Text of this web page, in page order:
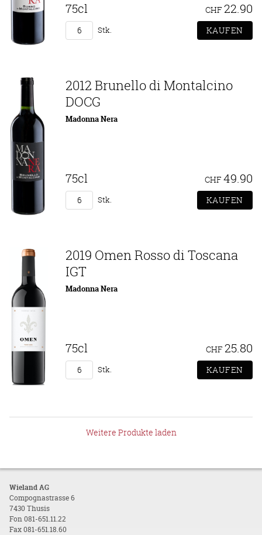
75cl CHF 22.90
Stk.
2012 Brunello di Montalcino
DOCG
Madonna Nera
75cl CHF 49.90
Stk.
2019 Omen Rosso di Toscana
IGT
Madonna Nera
75cl CHF 25.80
Stk.
Weitere Produkte laden
Wieland AG
Compognastrasse 6
7430 Thusis
Fon 081-651.11.22
Fax 081-651.18.60